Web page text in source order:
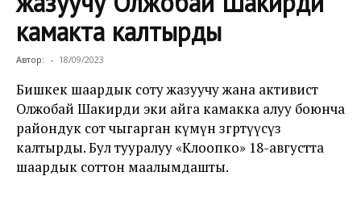
камакта калтырды
Автор: - 18/09/2023
Бишкек шаардык соту жазуучу жана активист
Олжобай Шакирди эки айга камакка алуу боюнча
райондук сот чыгарган өкүмүн өзгөртүүсүз
калтырды. Бул тууралуу «Клоопко» 18-августта
шаардык соттон маалымдашты.